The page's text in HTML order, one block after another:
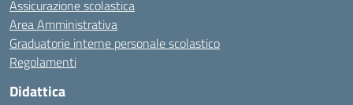
Assicurazione scolastica
Area Amministrativa
Graduatorie interne personale scolastico
Regolamenti
Didattica